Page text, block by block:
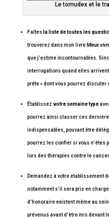
Le tomudex et le
Faîtes la liste de toutes les
trouverez dans mon livreMieux
que j’estime incontournables.
interrogations quand elles
prête » dont vous pourrez discuter
Établissez votre semaine type
pourrez ainsi classer ces
indispensables, pouvant être
pourrez les confier si vous n’êtes
lors des thérapies contre le cancer.
Demandez à votre établissement
notamment s’il sera pris en
d’honoraire existent même au
prévenus avant d’être mis devant